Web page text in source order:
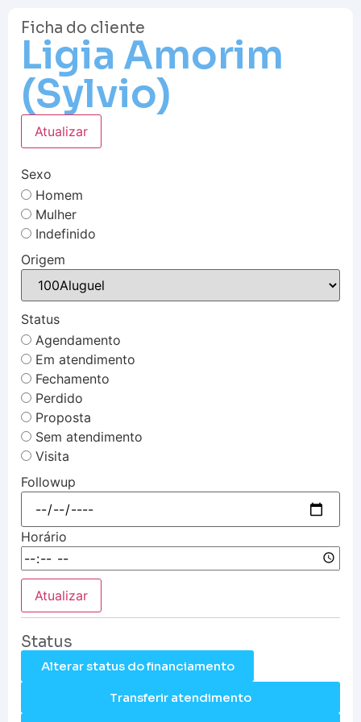
Ficha do cliente
Ligia Amorim
(Sylvio)
Atualizar
Sexo
Homem
Mulher
Indefinido
Origem
Status
Agendamento
Em atendimento
Fechamento
Perdido
Proposta
Sem atendimento
Visita
Followup
Horário
Atualizar
Status
Alterar status do financiamento
Transferir atendimento